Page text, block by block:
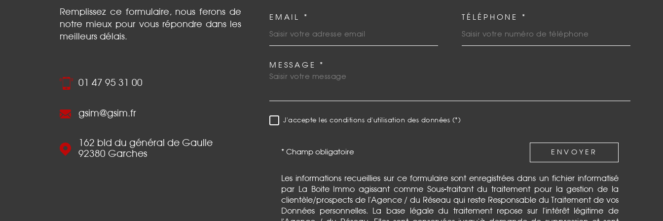
Remplissez ce formulaire, nous ferons de
notre mieux pour vous répondre dans les
meilleurs délais.
01 47 95 31 00
gsim@gsim.fr
162 bld du général de Gaulle
92380
Garches
EMAIL * TÉLÉPHONE *
TRAD_MELTEM_VOREDEMANDE
MESSAGE *
RÈGLEMENTATION
J'accepte les conditions d'utilisation des données (*)
* Champ obligatoire ENVOYER
Les informations recueillies sur ce formulaire sont enregistrées dans un fichier informatisé
par La Boite Immo agissant comme Sous-traitant du traitement pour la gestion de la
clientèle/prospects de l'Agence / du Réseau qui reste Responsable du Traitement de vos
Données personnelles. La base légale du traitement repose sur l'intérêt légitime de